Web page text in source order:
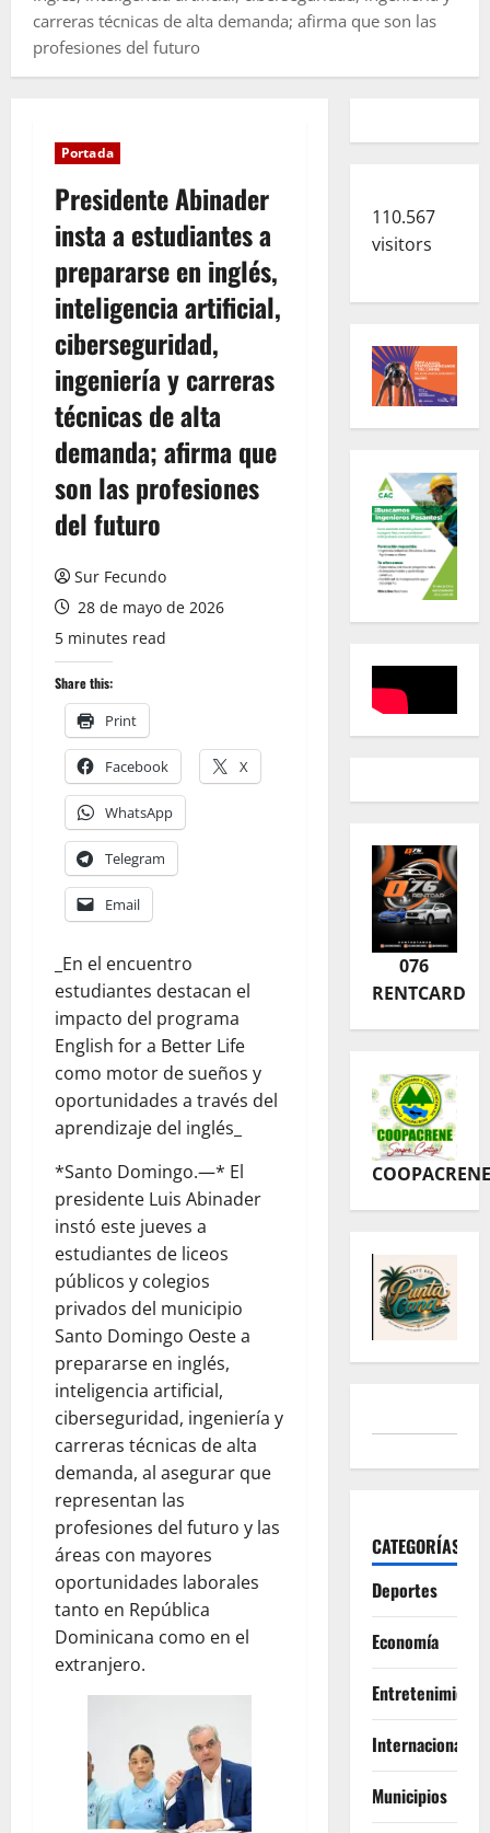
carreras técnicas de alta demanda; afirma que son las
profesiones del futuro
Portada
Presidente Abinader
insta a estudiantes a
prepararse en inglés,
inteligencia artificial,
ciberseguridad,
ingeniería y carreras
técnicas de alta
demanda; afirma que
son las profesiones
del futuro
Sur Fecundo
28 de mayo de 2026
5 minutes read
Share this:
Print
Facebook X
WhatsApp
Telegram
Email
_En el encuentro
estudiantes destacan el
impacto del programa
English for a Better Life
como motor de sueños y
oportunidades a través del
aprendizaje del inglés_
*Santo Domingo.—* El
presidente Luis Abinader
instó este jueves a
estudiantes de liceos
públicos y colegios
privados del municipio
Santo Domingo Oeste a
prepararse en inglés,
inteligencia artificial,
ciberseguridad, ingeniería y
carreras técnicas de alta
demanda, al asegurar que
representan las
profesiones del futuro y las
áreas con mayores
oportunidades laborales
tanto en República
Dominicana como en el
extranjero.
110.567
visitors
076
RENTCARD
COOPACRENE
CATEGORÍAS
Deportes
Economía
Entretenimiento
Internacionales
Municipios